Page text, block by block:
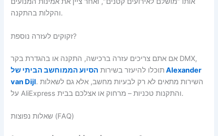
והקלות בהתקנה.
זקוקים לעזרה נוספת?
אם אתם צריכים עזרה ברכישה, התקנה או בהגדרת בקר DMX,
תוכלו להיעזר בשירות הסיוע הממוחשב הביתי של Alexander
van Dijl. השירות מתאים לא רק לבעיות מחשב, אלא גם לשאלות
על AliExpress והתקנות טכניות – מרחוק או אצלכם בבית.
שאלות נפוצות (FAQ)